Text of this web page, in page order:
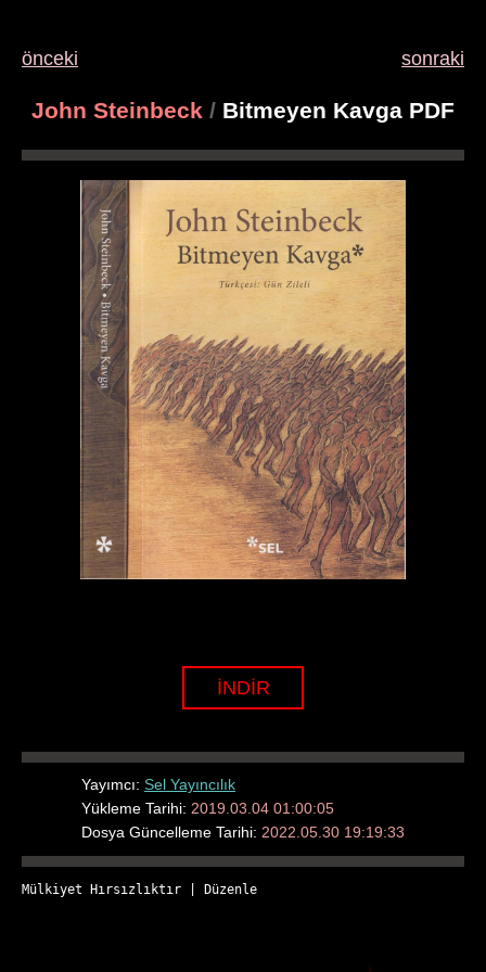
önceki sonraki
John Steinbeck / Bitmeyen Kavga PDF
İNDİR
Yayımcı: Sel Yayıncılık
Yükleme Tarihi: 2019.03.04 01:00:05
Dosya Güncelleme Tarihi: 2022.05.30 19:19:33
Mülkiyet Hırsızlıktır Düzenle